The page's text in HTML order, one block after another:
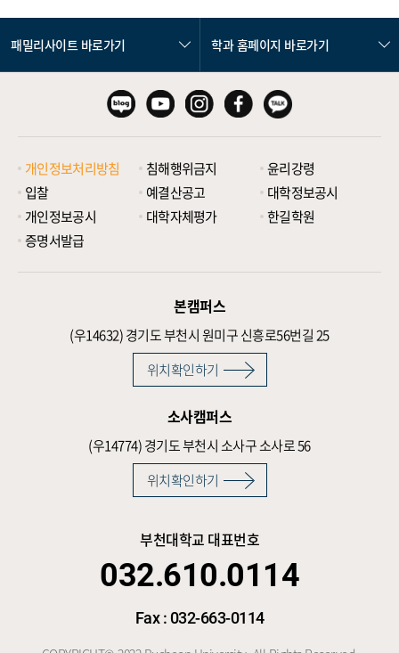
패밀리사이트 바로가기 학과 홈페이지 바로가기
개인정보처리방침 침해행위금지
윤리강령
입찰
예결산공고
대학정보공시
개인정보공시
대학자체평가
한길학원
증명서발급
본캠퍼스
(우14632)경기도 부천시 원미구 신흥로56번길 25
위치확인하기
소사캠퍼스
(우14774)경기도 부천시 소사구 소사로 56
위치확인하기
부천대학교 대표번호
032.610.0114
Fax : 032-663-0114